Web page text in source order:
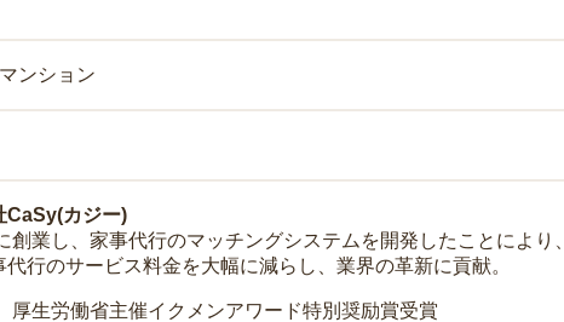
ンション
CaSy(カジー)
創業し、家事代行のマッチングシステムを開発したことによ
代行のサービス料金を大幅に減らし、業界の革新に貢献。
生労働省主催イクメンアワード特別奨励賞受賞